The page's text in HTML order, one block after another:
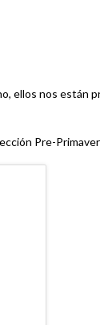
ellos nos están
Pre-